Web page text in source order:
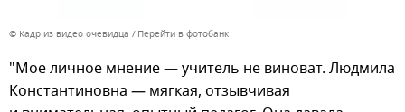
© Кадр из видео очевидца Перейти в фотобанк
"Мое личное мнение — учитель не виноват. Людмила
Константиновна — мягкая, отзывчивая